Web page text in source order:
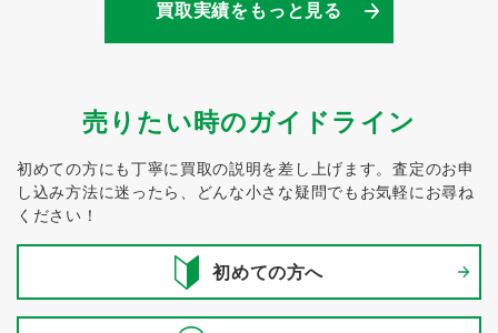
買取実績をもっと見る
売りたい時のガイドライン
初めての方にも丁寧に買取の説明を差し上げます。査定のお申
し込み方法に迷ったら、どんな小さな疑問でもお気軽にお尋ね
ください！
初めての方へ